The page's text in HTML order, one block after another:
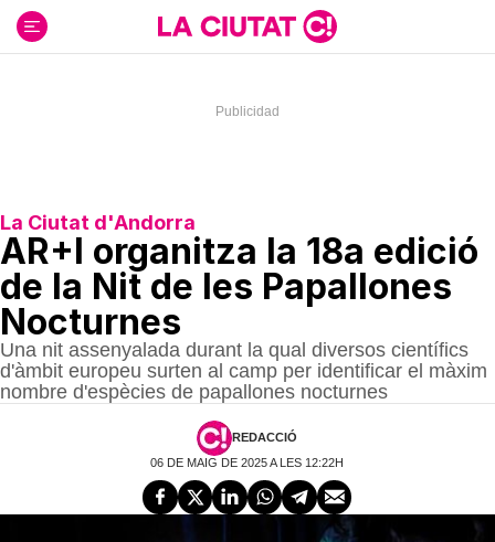
contenido
La Ciutat d'Andorra
AR+I organitza la 18a edició
de la Nit de les Papallones
Nocturnes
Una nit assenyalada durant la qual diversos científics
d'àmbit europeu surten al camp per identificar el màxim
nombre d'espècies de papallones nocturnes
REDACCIÓ
06 DE MAIG DE 2025 A LES 12:22H